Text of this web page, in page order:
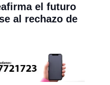
el futuro
al rechazo de